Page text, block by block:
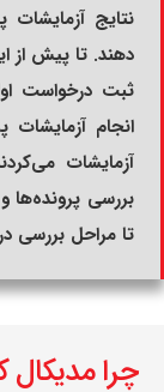
نتایج آزمایشات
دهند. تا پیش از
ثبت درخواست
انجام
آزمایشات
بررسی پرونده‌ها
تا مراحل بررسی
چرا مدیکال